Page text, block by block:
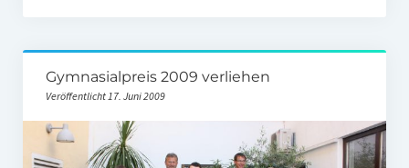
Der Vorstand
Der Stiftungsrat
Satzung
Gymnasialpreis 2009 verliehen
Veröffentlicht 17. Juni 2009